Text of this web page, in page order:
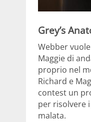
Grey’s
Webber
Maggie di
proprio nel
Richard e
contest un
per risolvere
malata.